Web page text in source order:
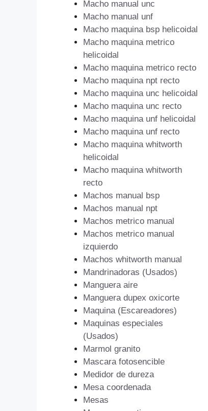
Macho manual unc
Macho manual unf
Macho maquina bsp helicoidal
Macho maquina metrico
helicoidal
Macho maquina metrico recto
Macho maquina npt recto
Macho maquina unc helicoidal
Macho maquina unc recto
Macho maquina unf helicoidal
Macho maquina unf recto
Macho maquina whitworth
helicoidal
Macho maquina whitworth
recto
Machos manual bsp
Machos manual npt
Machos metrico manual
Machos metrico manual
izquierdo
Machos whitworth manual
Mandrinadoras (Usados)
Manguera aire
Manguera dupex oxicorte
Maquina (Escareadores)
Maquinas especiales
(Usados)
Marmol granito
Mascara fotosencible
Medidor de dureza
Mesa coordenada
Mesas